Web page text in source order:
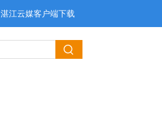
湛江云媒客户端下载